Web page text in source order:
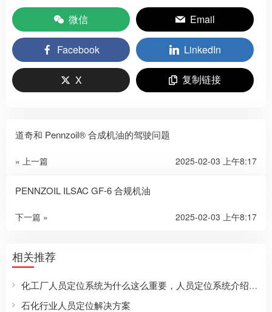
微信
Email
Facebook LinkedIn
X 复制链接
道奇和 Pennzoil® 合成机油的驾驶问题
« 上一篇 2025-02-03 上午8:17
PENNZOIL ILSAC GF-6 合规机油
下一篇 » 2025-02-03 上午8:17
相关推荐
化工厂人员定位系统为什么这么重要，人员定位系统介绍及管理规定
石化行业人员定位解决方案